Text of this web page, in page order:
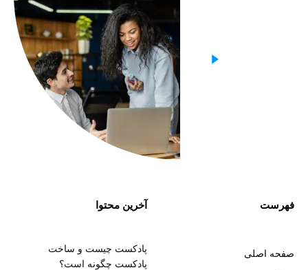
فهرست
صفحه اصلی
آخرین محتوا
پادکست چیست و ساخت
پادکست چگونه است؟